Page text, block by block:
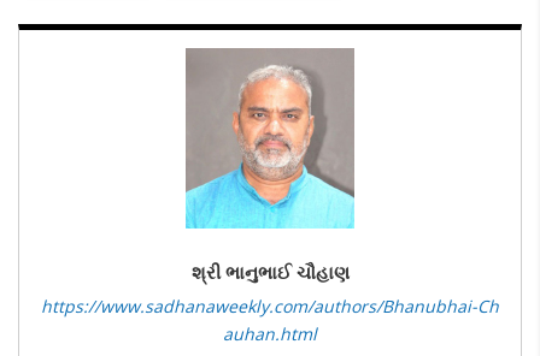
શ્રી ભાનુભાઈ ચૌહાણ
https://www.sadhanaweekly.com/authors/Bhanubhai-Ch
auhan.html